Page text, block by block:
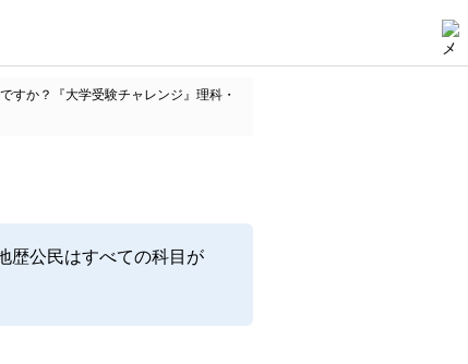
すか？『大学受験チャレンジ』理科・
歴公民はすべての科目が